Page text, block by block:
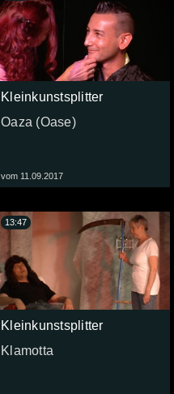
Kleinkunstsplitter
Oaza (Oase)
vom 11.09.2017
Kleinkunstsplitter
Klamotta
13:47